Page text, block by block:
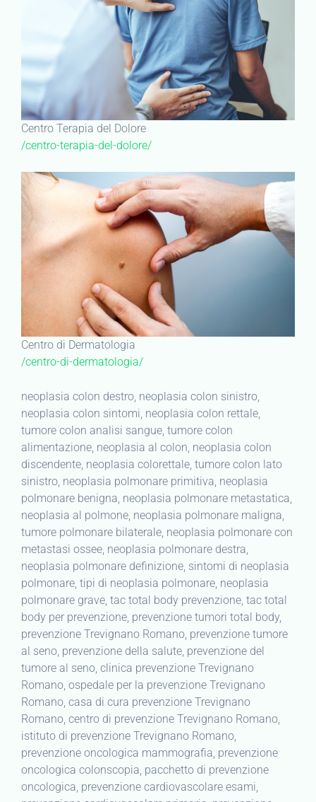
Centro Terapia del Dolore
/centro-terapia-del-dolore/
Centro di Dermatologia
/centro-di-dermatologia/
neoplasia colon destro, neoplasia colon sinistro,
neoplasia colon sintomi, neoplasia colon rettale,
tumore colon analisi sangue, tumore colon
alimentazione, neoplasia al colon, neoplasia colon
discendente, neoplasia colorettale, tumore colon lato
sinistro, neoplasia polmonare primitiva, neoplasia
polmonare benigna, neoplasia polmonare metastatica,
neoplasia al polmone, neoplasia polmonare maligna,
tumore polmonare bilaterale, neoplasia polmonare con
metastasi ossee, neoplasia polmonare destra,
neoplasia polmonare definizione, sintomi di neoplasia
polmonare, tipi di neoplasia polmonare, neoplasia
polmonare grave, tac total body prevenzione, tac total
body per prevenzione, prevenzione tumori total body,
prevenzione Trevignano Romano, prevenzione tumore
al seno, prevenzione della salute, prevenzione del
tumore al seno, clinica prevenzione Trevignano
Romano, ospedale per la prevenzione Trevignano
Romano, casa di cura prevenzione Trevignano
Romano, centro di prevenzione Trevignano Romano,
istituto di prevenzione Trevignano Romano,
prevenzione oncologica mammografia, prevenzione
oncologica colonscopia, pacchetto di prevenzione
oncologica, prevenzione cardiovascolare esami,